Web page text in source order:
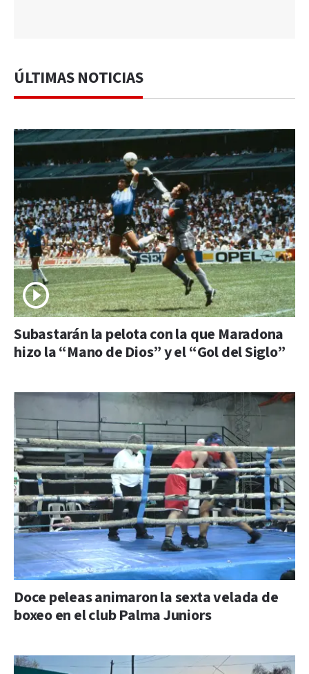
ÚLTIMAS NOTICIAS
Subastarán la pelota con la que Maradona
hizo la “Mano de Dios” y el “Gol del Siglo”
Doce peleas animaron la sexta velada de
boxeo en el club Palma Juniors